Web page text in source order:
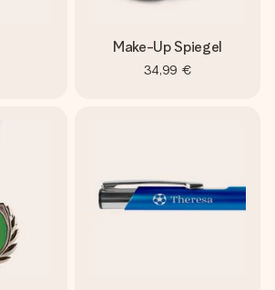
Make-Up Spiegel
34,99 €